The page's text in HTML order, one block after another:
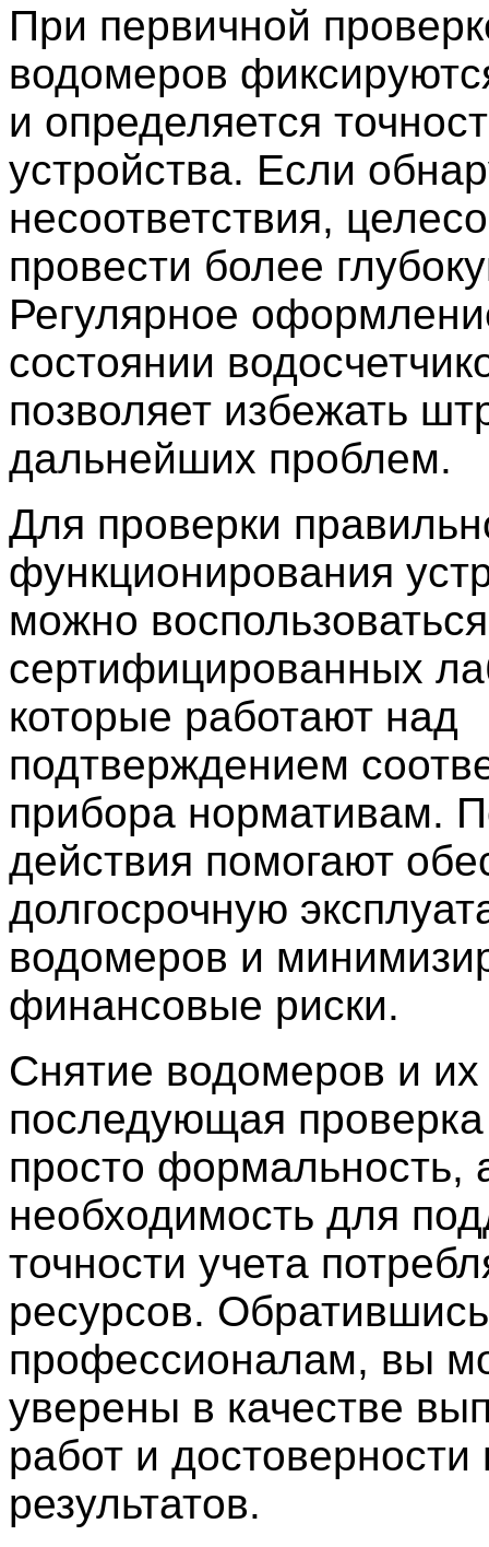
При первичной
водомеров
и определяется
устройства. Если
несоответствия,
провести более
Регулярное
состоянии
позволяет избежать
дальнейших проблем.
Для проверки
функционирования
можно
сертифицированных
которые работают над
подтверждением
прибора нормативам.
действия помогают
долгосрочную
водомеров и
финансовые риски.
Снятие водомеров и их
последующая
просто формальность,
необходимость для
точности учета
ресурсов.
профессионалам, вы
уверены в качестве
работ и
результатов.